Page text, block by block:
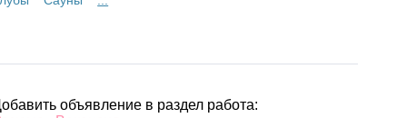
объявление в раздел работа: